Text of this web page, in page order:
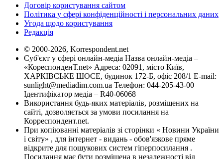
Договір користування сайтом
Політика у сфері конфіденційності і персональних даних
Угода щодо користування
Редакція
© 2000-2026, Korrespondent.net
Суб'єкт у сфері онлайн-медіа Назва онлайн-медіа –
«КореспонденТ.net» Адреса: 02091, місто Київ,
ХАРКІВСЬКЕ ШОСЕ, будинок 172-Б, офіс 208/1 E-mail:
sunlight@mediadim.com.ua Телефон: 044-205-43-00
Ідентифікатор медіа – R40-06068
Використання будь-яких матеріалів, розміщених на
сайті, дозволяється за умови посилання на
Корреспондент.net.
При копіюванні матеріалів зі сторінки « Новини України
і світу» , для інтернет - видань - обов'язкове пряме
відкрите для пошукових систем гіперпосилання .
Посилання має бути розміщена в незалежності від